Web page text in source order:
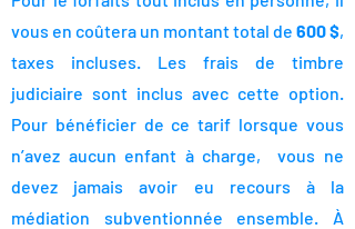
vous en coûtera un montant total de 600 $,
taxes incluses. Les frais de timbre
judiciaire sont inclus avec cette option.
Pour bénéficier de ce tarif lorsque vous
n’avez aucun enfant à charge, vous ne
devez jamais avoir eu recours à la
médiation subventionnée ensemble. À